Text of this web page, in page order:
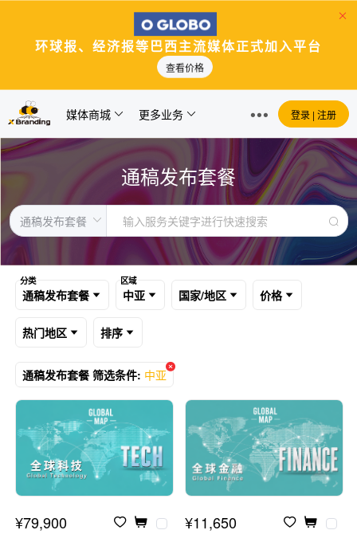
环球报、经济报等巴西主流媒体正式加入平台
查看价格
媒体商城 更多业务 登录 | 注册
通稿发布套餐
分类
通稿发布套餐
区域
中亚 国家/地区 价格
热门地区 排序
通稿发布套餐 筛选条件: 中亚
¥79,900 ¥11,650